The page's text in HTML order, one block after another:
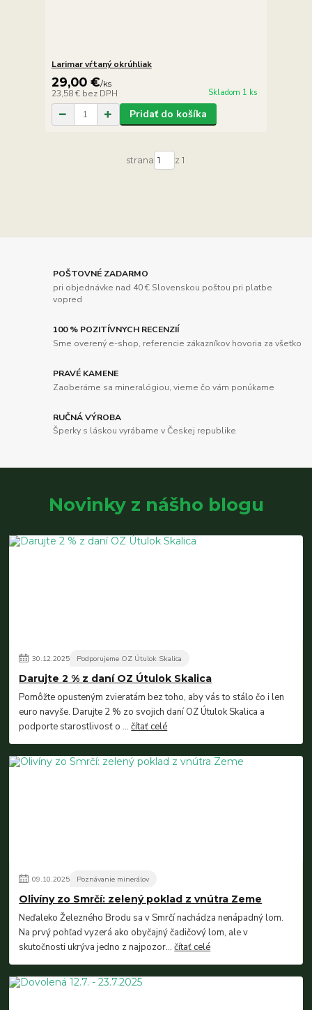
Larimar vŕtaný okrúhliak
29,00 €/ks
23,58 € bez DPH Skladom 1 ks
Pridať do košíka
strana z 1
POŠTOVNÉ ZADARMO
pri objednávke nad 40 € Slovenskou poštou pri platbe
vopred
100 % POZITÍVNYCH RECENZIÍ
Sme overený e-shop, referencie zákazníkov hovoria za všetko
PRAVÉ KAMENE
Zaoberáme sa mineralógiou, vieme čo vám ponúkame
RUČNÁ VÝROBA
Šperky s láskou vyrábame v Českej republike
Novinky z nášho blogu
30.12.2025 Podporujeme OZ Útulok Skalica
Darujte 2 % z daní OZ Útulok Skalica
Pomôžte opusteným zvieratám bez toho, aby vás to stálo čo i len
euro navyše. Darujte 2 % zo svojich daní OZ Útulok Skalica a
podporte starostlivosť o ...čítať celé
09.10.2025 Poznávanie minerálov
Olivíny zo Smrčí: zelený poklad z vnútra Zeme
Neďaleko Železného Brodu sa v Smrčí nachádza nenápadný lom.
Na prvý pohľad vyzerá ako obyčajný čadičový lom, ale v
skutočnosti ukrýva jedno z najpozor...čítať celé